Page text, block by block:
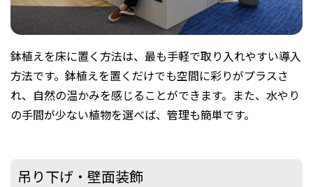
鉢植えを床に置く方法は、最も手軽で取り入れやすい導入
方法です。鉢植えを置くだけでも空間に彩りがプラスさ
れ、自然の温かみを感じることができます。また、水やり
の手間が少ない植物を選べば、管理も簡単です。
吊り下げ・壁面装飾